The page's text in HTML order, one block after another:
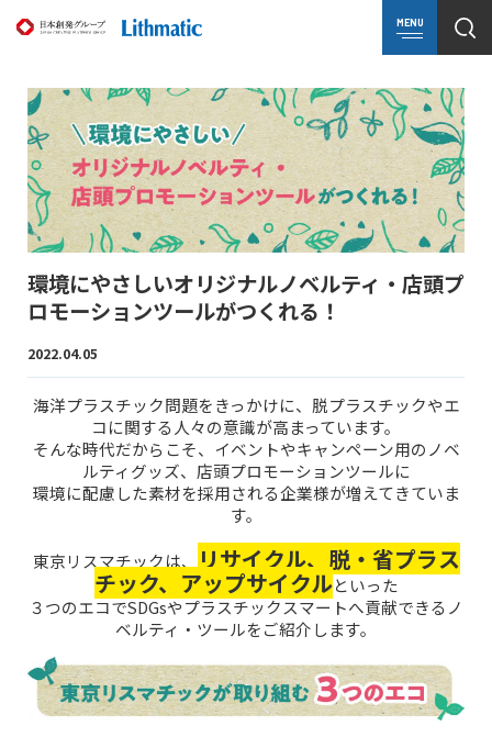
MENU
環境にやさしいオリジナルノベルティ・店頭プ
ロモーションツールがつくれる！
2022.04.05
海洋プラスチック問題をきっかけに、脱プラスチックやエ
コに関する人々の意識が高まっています。
そんな時代だからこそ、イベントやキャンペーン用のノベ
ルティグッズ、店頭プロモーションツールに
環境に配慮した素材を採用される企業様が増えてきていま
す。
東京リスマチックは、
リサイクル、脱・省プラス
チック、アップサイクルといった
３つのエコでSDGsやプラスチックスマートへ貢献できるノ
ベルティ・ツールをご紹介します。